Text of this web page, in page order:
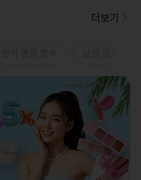
더보기